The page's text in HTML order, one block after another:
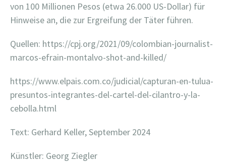
von 100 Millionen Pesos (etwa 26.000 US-Dollar) für
Hinweise an, die zur Ergreifung der Täter führen.
Quellen: https://cpj.org/2021/09/colombian-journalist-
marcos-efrain-montalvo-shot-and-killed/
https://www.elpais.com.co/judicial/capturan-en-tulua-
presuntos-integrantes-del-cartel-del-cilantro-y-la-
cebolla.html
Text: Gerhard Keller, September 2024
Künstler: Georg Ziegler